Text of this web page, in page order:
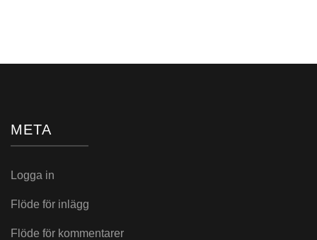
META
Logga in
Flöde för inlägg
Flöde för kommentarer